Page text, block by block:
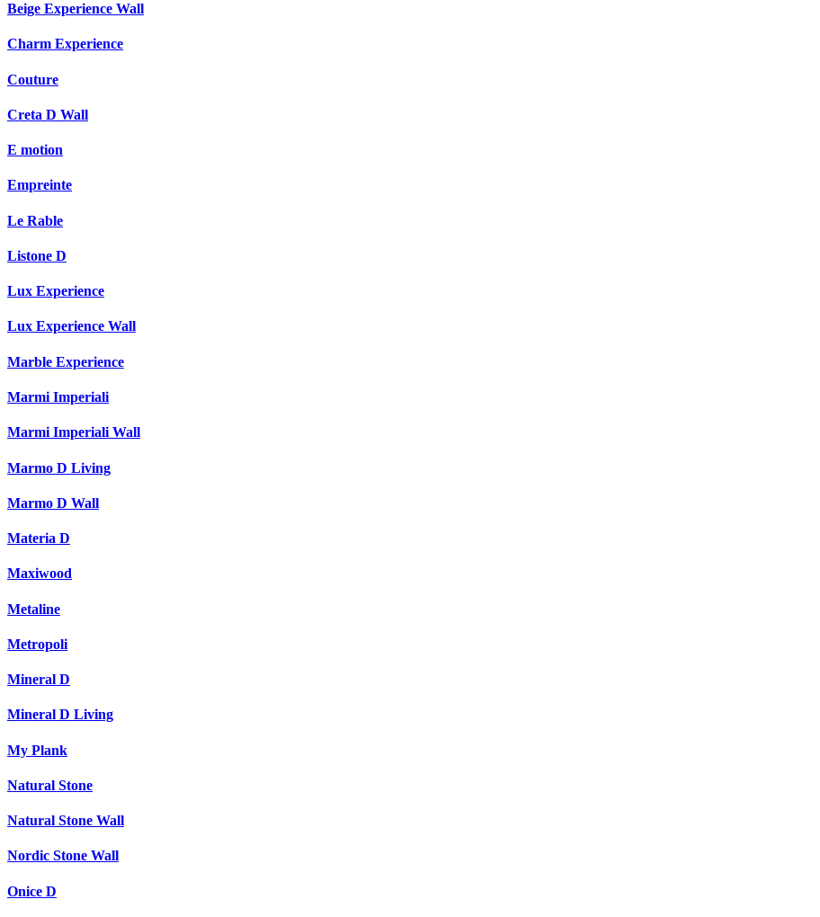
Beige Experience Wall
Charm Experience
Couture
Creta D Wall
E motion
Empreinte
Le Rable
Listone D
Lux Experience
Lux Experience Wall
Marble Experience
Marmi Imperiali
Marmi Imperiali Wall
Marmo D Living
Marmo D Wall
Materia D
Maxiwood
Metaline
Metropoli
Mineral D
Mineral D Living
My Plank
Natural Stone
Natural Stone Wall
Nordic Stone Wall
Onice D